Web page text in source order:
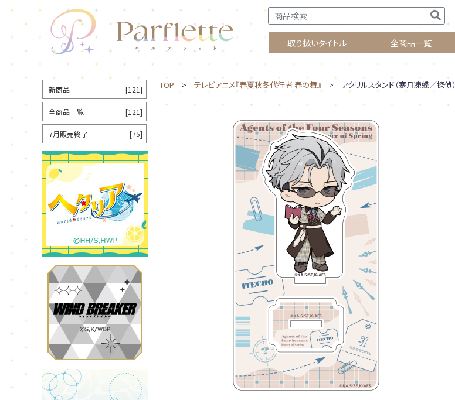
取り扱いタイトル 全商品一覧
TOP > テレビアニメ『春夏秋冬代行者 春の舞』 > アクリルスタンド（寒月凍蝶／探偵）
新商品 [121]
全商品一覧 [121]
7月販売終了 [75]